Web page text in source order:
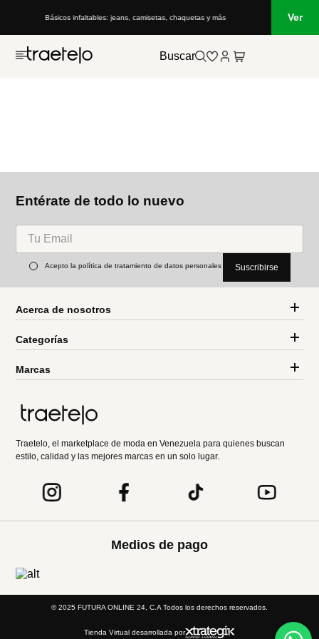
Básicos infaltables: jeans, camisetas, chaquetas y más Ver
Buscar
Entérate de todo lo nuevo
Acepto la política de tratamiento de datos personales Suscribirse
Acerca de nosotros
Categorías
Marcas
Traetelo, el marketplace de moda en Venezuela para quienes buscan
estilo, calidad y las mejores marcas en un solo lugar.
Medios de pago
© 2025 FUTURA ONLINE 24, C.A Todos los derechos reservados.
Tienda Virtual desarrollada por